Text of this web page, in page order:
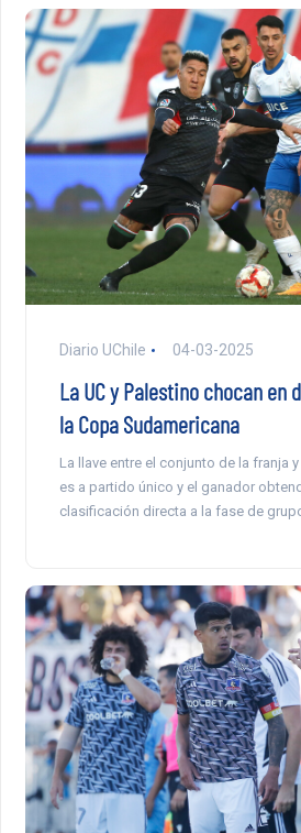
Diario UChile 04-03-2025
La UC y Palestino chocan en
la Copa Sudamericana
La llave entre el conjunto de la franja
es a partido único y el ganador
clasificación directa a la fase de